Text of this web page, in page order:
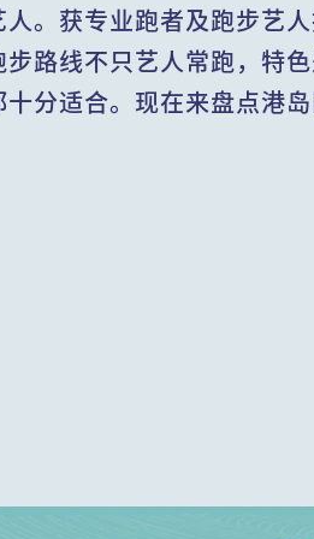
。获专业跑者及跑步艺
路线不只艺人常跑，特
分适合。现在来盘点港岛